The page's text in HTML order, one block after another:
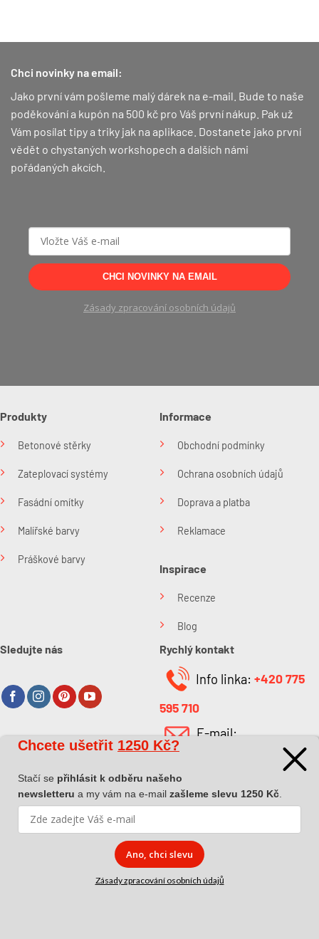
Chci novinky na email:
Jako první vám pošleme malý dárek na e-mail. Bude to naše
poděkování a kupón na 500 kč pro Váš první nákup. Pak už
Vám posílat tipy a triky jak na aplikace. Dostanete jako první
vědět o chystaných workshopech a dalších námi
pořádaných akcích.
CHCI NOVINKY NA EMAIL
Zásady zpracování osobních údajů
Produkty
Betonové stěrky
Zateplovací systémy
Fasádní omítky
Malířské barvy
Práškové barvy
Informace
Obchodní podmínky
Ochrana osobních údajů
Doprava a platba
Reklamace
Inspirace
Recenze
Blog
Sledujte nás
O společnosti
O nás
Kontakt
Rychlý kontakt
Info linka: +420 775
595 710
E-mail:
Chcete ušetřit 1250 Kč?
Stačí se přihlásit k odběru našeho
newsletteru a my vám na e-mail zašleme slevu 1250 Kč
Ano, chci slevu
Zásady zpracování osobních údajů